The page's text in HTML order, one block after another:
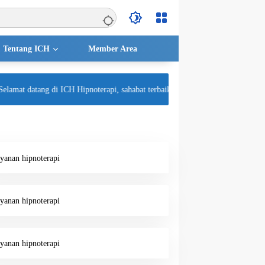
Tentang ICH Member Area
datang di ICH Hipnoterapi, sahabat terbaik untuk kesehatan mental Anda!